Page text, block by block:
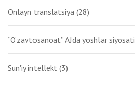
Onlayn translatsiya (28)
“O‘zavtosanoat” AJda yoshlar siyosati
Sun'iy intellekt (3)